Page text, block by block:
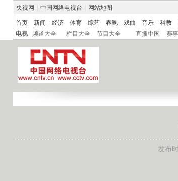
央视网 中国网络电视台 网站地图
首页 新闻 经济 体育 综艺 春晚 戏曲 音乐 科教
电视
频道大全 栏目大全 节目大全 直播中国 赛
发布